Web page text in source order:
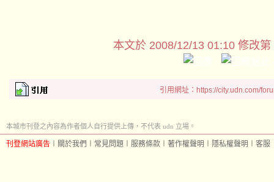
本文於 2008/12/13 01:10 修改第
引用網址：https://city.udn.com/
本城市刊登之內容為作者個人自行提供上傳，不代表 udn 立場。
刊登網站廣告 關於我們 常見問題 服務條款 著作權聲明 隱私權聲明 客服